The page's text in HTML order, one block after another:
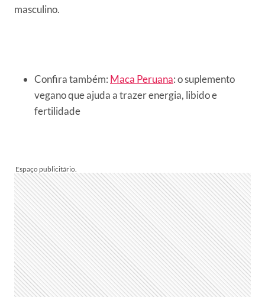
masculino.
Confira também: Maca Peruana: o suplemento
vegano que ajuda a trazer energia, libido e
fertilidade